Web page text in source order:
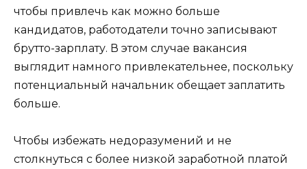
чтобы привлечь как можно больше
кандидатов, работодатели точно записывают
брутто-зарплату. В этом случае вакансия
выглядит намного привлекательнее, поскольку
потенциальный начальник обещает заплатить
больше.
Чтобы избежать недоразумений и не
столкнуться с более низкой заработной платой